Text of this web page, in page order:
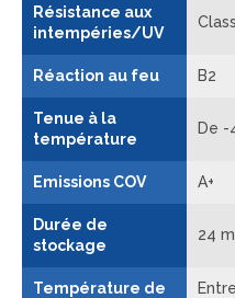
Résistance aux
intempéries/UV
Réaction au feu B2
Tenue à la
température
De -
Emissions COV A+
Durée de
stockage
24
Température de